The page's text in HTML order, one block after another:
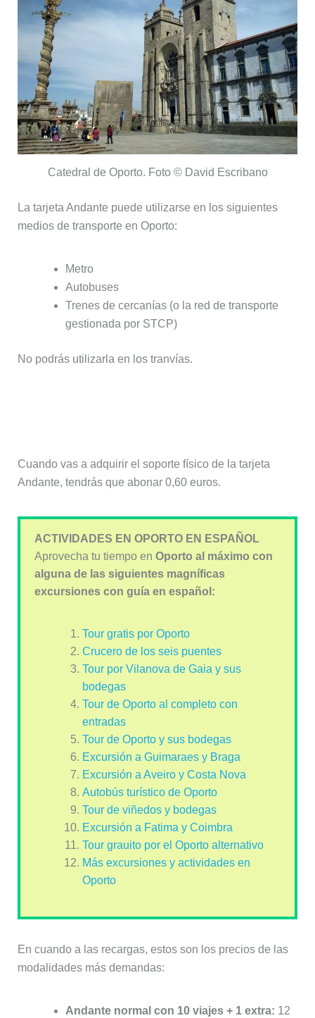
Catedral de Oporto. Foto © David Escribano
La tarjeta Andante puede utilizarse en los siguientes
medios de transporte en Oporto:
Metro
Autobuses
Trenes de cercanías (o la red de transporte
gestionada por STCP)
No podrás utilizarla en los tranvías.
Cuando vas a adquirir el soporte físico de la tarjeta
Andante, tendrás que abonar 0,60 euros.
ACTIVIDADES EN OPORTO EN ESPAÑOL
Aprovecha tu tiempo en Oporto al máximo con
alguna de las siguientes magníficas
excursiones con guía en español:
Tour gratis por Oporto
Crucero de los seis puentes
Tour por Vilanova de Gaia y sus
bodegas
Tour de Oporto al completo con
entradas
Tour de Oporto y sus bodegas
Excursión a Guimaraes y Braga
Excursión a Aveiro y Costa Nova
Autobús turístico de Oporto
Tour de viñedos y bodegas
Excursión a Fatima y Coimbra
Tour grauito por el Oporto alternativo
Más excursiones y actividades en
Oporto
En cuando a las recargas, estos son los precios de las
modalidades más demandas:
Andante normal con 10 viajes + 1 extra: 12